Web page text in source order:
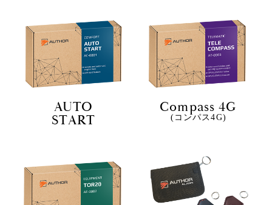
AUTO
START
Compass 4G
(コンパス4G)